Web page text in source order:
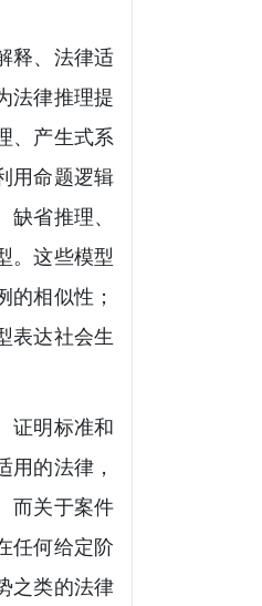
释、法律适
法律推理提
、产生式系
用命题逻辑
省推理、
。这些模型
相似性；
表达社会生
证明标准和
用的法律，
而关于案件
任何给定阶
之类的法律